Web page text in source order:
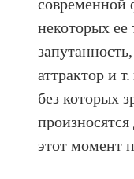
современной
некоторых ее
аттрактор и
без которых
этот момент